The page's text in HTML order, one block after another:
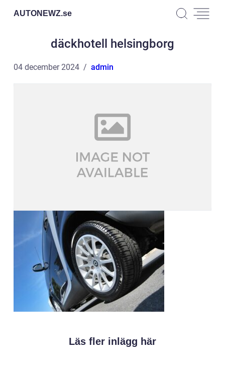
AUTONEWZ.se
däckhotell helsingborg
04 december 2024 admin
Läs fler inlägg här